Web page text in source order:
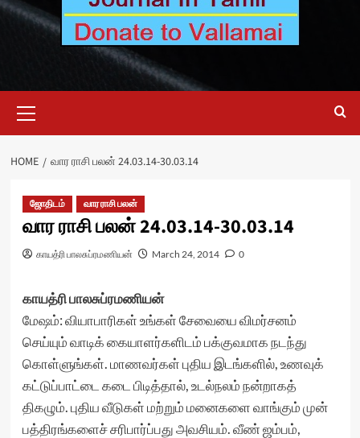
Menu
HOME வார ராசி பலன் 24.03.14-30.03.14
ஜோதிடம் வார ராசி பலன்
வார ராசி பலன் 24.03.14-30.03.14
காயத்ரி பாலசுப்ரமணியன் March 24, 2014 0
காயத்ரி பாலசுப்ரமணியன்
மேஷம்: வியாபாரிகள் உங்கள் சேவையை விமர்சனம்
செய்யும் வாடிக் கையாளர்களிடம் பக்குவமாக நடந்து
கொள்ளுங்கள். மாணவர்கள் புதிய இடங்களில், உணவுக்
கட்டுப்பாட்டை கடை பிடித்தால், உடல்நலம் நன்றாகத்
திகழும். புதிய வீடுகள் மற்றும் மனைகளை வாங்கும் முன்
பத்திரங்களைச் சரிபார்ப்பது அவசியம். வீண் ஜம்பம்,